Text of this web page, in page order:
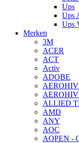
Ups
Ups
Ups
Merken
3M
ACER
ACT
Activ
ADOBE
ALLIED
AMD
ANY
AOC
AOPEN -